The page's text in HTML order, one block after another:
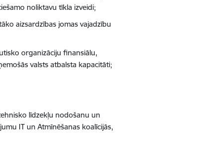
noliktavu tīkla izveidi;
aizsardzības jomas vajadzību
organizāciju finansiālu,
valsts atbalsta kapacitāti;
līdzekļu nodošanu un
IT un Atmīnēšanas koalīcijās,